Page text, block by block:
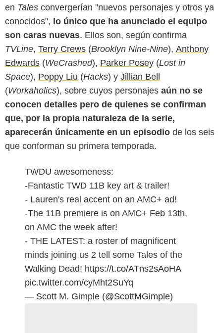
en Tales convergerían "nuevos personajes y otros ya
conocidos", lo único que ha anunciado el equipo
son caras nuevas. Ellos son, según confirma
TVLine, Terry Crews (Brooklyn Nine-Nine), Anthony
Edwards (WeCrashed), Parker Posey (Lost in
Space), Poppy Liu (Hacks) y Jillian Bell
(Workaholics), sobre cuyos personajes aún no se
conocen detalles pero de quienes se confirman
que, por la propia naturaleza de la serie,
aparecerán únicamente en un episodio de los seis
que conforman su primera temporada.
TWDU awesomeness:
-Fantastic TWD 11B key art & trailer!
- Lauren's real accent on an AMC+ ad!
-The 11B premiere is on AMC+ Feb 13th,
on AMC the week after!
- THE LATEST: a roster of magnificent
minds joining us 2 tell some Tales of the
Walking Dead! https://t.co/ATns2sAoHA
pic.twitter.com/cyMht2SuYq
— Scott M. Gimple (@ScottMGimple)